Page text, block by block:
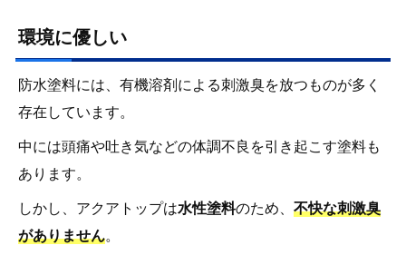
環境に優しい
防水塗料には、有機溶剤による刺激臭を放つものが多く
存在しています。
中には頭痛や吐き気などの体調不良を引き起こす塗料も
あります。
しかし、アクアトップは水性塗料のため、不快な刺激臭
がありません。